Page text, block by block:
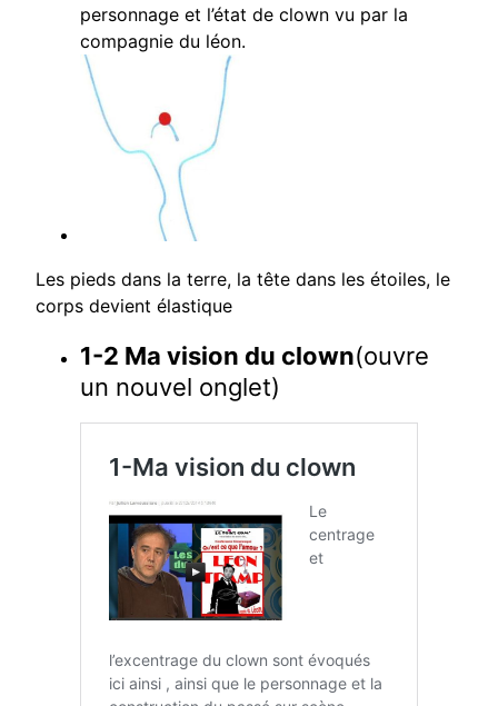
personnage et l’état de clown vu par la
compagnie du léon.
Les pieds dans la terre, la tête dans les étoiles, le
corps devient élastique
1-2 Ma vision du clown(ouvre
un nouvel onglet)